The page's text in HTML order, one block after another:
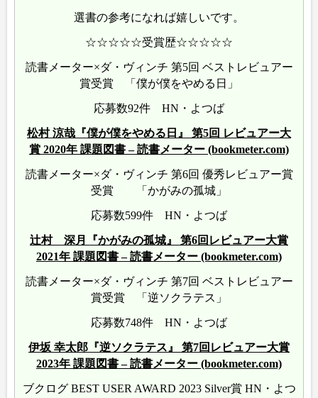
選書の参考になれば嬉しいです。
☆☆☆☆☆受賞歴☆☆☆☆☆
読書メーター×ダ・ヴィンチ 第5回 ベストレビュアー
賞受賞 「僕が僕をやめる日」
応募数92件 HN・よつば
松村 涼哉『僕が僕をやめる日』 第5回 レビュアー大
賞 2020年 課題図書 – 読書メーター (bookmeter.com)
読書メーター×ダ・ヴィンチ 第6回 優秀レビュアー賞
受賞 「かがみの孤城」
応募数599件 HN・よつば
辻村 深月『かがみの孤城』 第6回レビュアー大賞
2021年 課題図書 – 読書メーター (bookmeter.com)
読書メーター×ダ・ヴィンチ 第7回 ベストレビュアー
賞受賞 「逆ソクラテス」
応募数748件 HN・よつば
伊坂 幸太郎『逆ソクラテス』 第7回レビュアー大賞
2023年 課題図書 – 読書メーター (bookmeter.com)
ブクログ BEST USER AWARD 2023 Silver賞 HN・よつ